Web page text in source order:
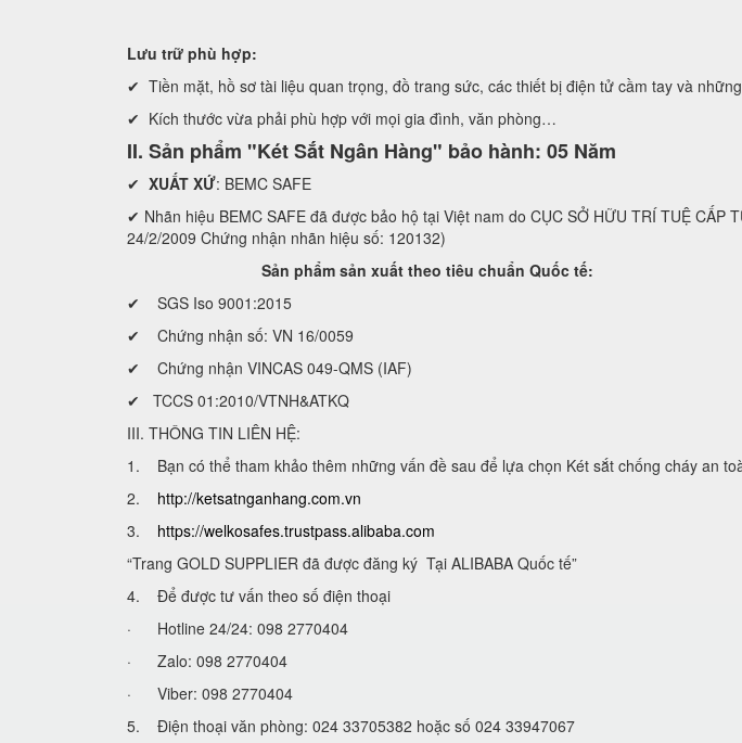
Lưu trữ phù hợp:
✔ Tiền mặt, hồ sơ tài liệu quan trọng, đồ trang sức, các thiết bị điện tử cầm tay và
✔ Kích thước vừa phải phù hợp với mọi gia đình, văn phòng…
II. Sản phẩm "Két Sắt Ngân Hàng" bảo hành: 05 Năm
✔ XUẤT XỨ: BEMC SAFE
✔ Nhãn hiệu BEMC SAFE đã được bảo hộ tại Việt nam do CỤC SỞ HỮU TRÍ TUỆ
24/2/2009 Chứng nhận nhãn hiệu số: 120132)
Sản phẩm sản xuất theo tiêu chuẩn Quốc tế:
✔ SGS Iso 9001:2015
✔ Chứng nhận số: VN 16/0059
✔ Chứng nhận VINCAS 049-QMS (IAF)
✔ TCCS 01:2010/VTNH&ATKQ
III. THÔNG TIN LIÊN HỆ:
1. Bạn có thể tham khảo thêm những vấn đề sau để lựa chọn Két sắt chống cháy an
2. http://ketsatnganhang.com.vn
3. https://welkosafes.trustpass.alibaba.com
“Trang GOLD SUPPLIER đã được đăng ký Tại ALIBABA Quốc tế”
4. Để được tư vấn theo số điện thoại
· Hotline 24/24: 098 2770404
· Zalo: 098 2770404
· Viber: 098 2770404
5. Điện thoại văn phòng: 024 33705382 hoặc số 024 33947067